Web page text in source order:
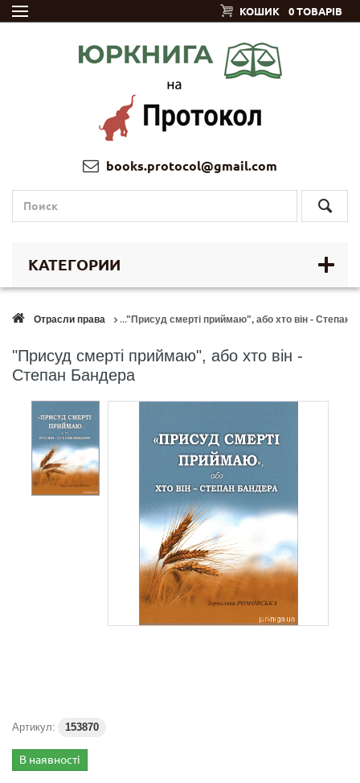
КОШИК 0 ТОВАРІВ
books.protocol@gmail.com
КАТЕГОРИИ
Отрасли права "Присуд смерті приймаю", або хто він - Степан
"Присуд смерті приймаю", або хто він -
Степан Бандера
Артикул: 153870
В наявності